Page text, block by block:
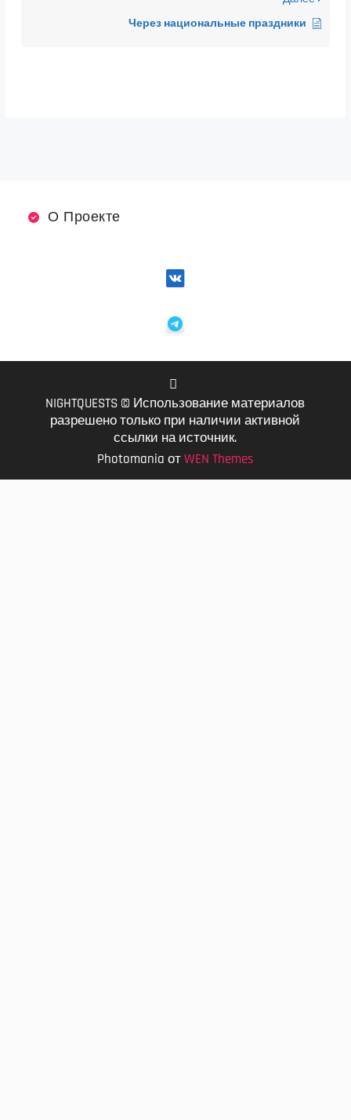
Через национальные праздники
О Проекте
VK
NIGHTQUESTS © Использование материалов
разрешено только при наличии активной
ссылки на источник.
Photomania отWEN Themes